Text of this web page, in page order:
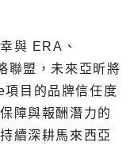
與 ERA、
聯盟，未來亞昕將
目的品牌信任度
障與報酬潛力的
續深耕馬來西亞